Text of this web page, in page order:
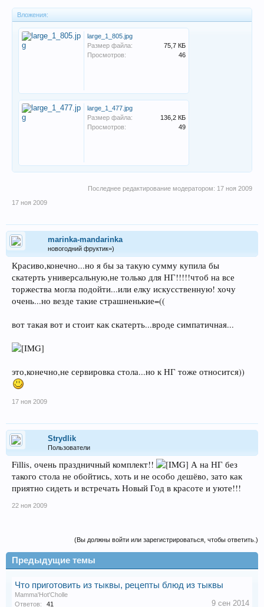
Вложения:
large_1_805.jpg
Размер файла:
75,7 КБ
Просмотров:
46
large_1_477.jpg
Размер файла:
136,2 КБ
Просмотров:
49
Последнее редактирование модератором: 17 ноя 2009
17 ноя 2009
marinka-mandarinka
новогодний фруктик=)
Красиво,конечно...но я бы за такую сумму купила бы
скатерть универсальную,не только для НГ!!!!!чтоб на все
торжества могла подойти...или елку искусственную! хочу
очень...но везде такие страшненькие=((
вот такая вот и стоит как скатерть...вроде симпатичная...
это,конечно,не сервировка стола...но к НГ тоже относится))
17 ноя 2009
Strydlik
Пользователи
Fillis, очень праздничный комплект!!
А на НГ без
такого стола не обойтись, хоть и не особо дешёво, зато как
приятно сидеть и встречать Новый Год в красоте и уюте!!!
22 ноя 2009
(Вы должны войти или зарегистрироваться, чтобы ответить.)
Предыдущие темы
Что приготовить из тыквы, рецепты блюд из тыквы
Mamma'Hot'Cholle
Ответов:
41 9 сен 2014